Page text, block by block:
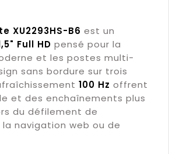
XU2293HS-B6 est un
Full HD pensé pour la
et les postes multi-
sans bordure sur trois
100 Hz offrent
et des enchaînements plus
du défilement de
navigation web ou de